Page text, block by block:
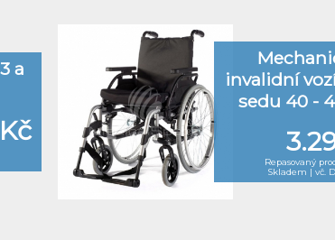
a
invalidní
sedu 40 -
Repasovaný
Skladem | vč.